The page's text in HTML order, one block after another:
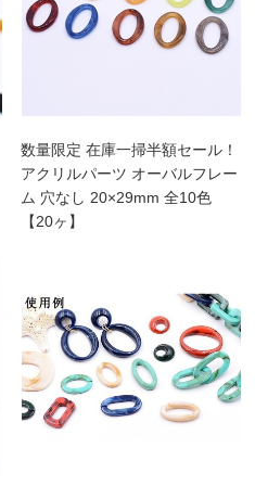
数量限定 在庫一掃半額セール！
アクリルパーツ オーバルフレー
ム 穴なし 20×29mm 全10色
【20ヶ】